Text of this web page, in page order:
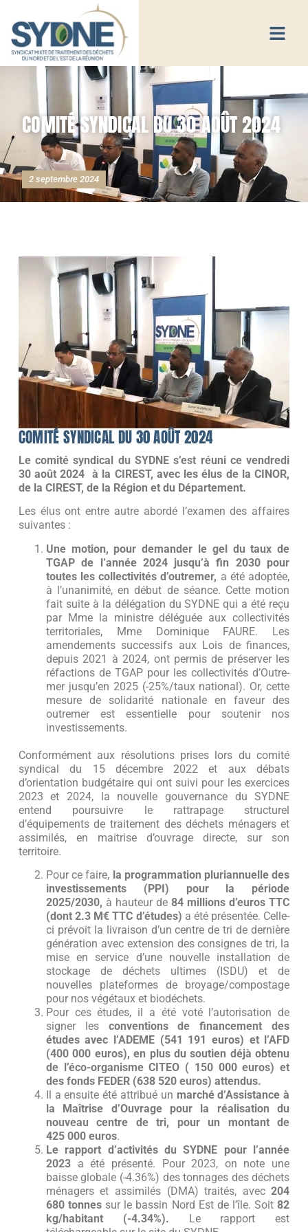
COMITÉ SYNDICAL DU 30 AOÛT 2024
2 septembre 2024
COMITÉ SYNDICAL DU 30 AOÛT 2024
Le comité syndical du SYDNE s’est réuni ce vendredi
30 août 2024 à la CIREST, avec les élus de la CINOR,
de la CIREST, de la Région et du Département.
Les élus ont entre autre abordé l’examen des affaires
suivantes :
Une motion, pour demander le gel du taux de
TGAP de l’année 2024 jusqu’à fin 2030 pour
toutes les collectivités d’outremer, a été adoptée,
à l’unanimité, en début de séance. Cette motion
fait suite à la délégation du SYDNE qui a été reçu
par Mme la ministre déléguée aux collectivités
territoriales, Mme Dominique FAURE. Les
amendements successifs aux Lois de finances,
depuis 2021 à 2024, ont permis de préserver les
réfactions de TGAP pour les collectivités d’Outre-
mer jusqu’en 2025 (-25%/taux national). Or, cette
mesure de solidarité nationale en faveur des
outremer est essentielle pour soutenir nos
investissements.
Conformément aux résolutions prises lors du comité
syndical du 15 décembre 2022 et aux débats
d’orientation budgétaire qui ont suivi pour les exercices
2023 et 2024, la nouvelle gouvernance du SYDNE
entend poursuivre le rattrapage structurel
d’équipements de traitement des déchets ménagers et
assimilés, en maitrise d’ouvrage directe, sur son
territoire.
Pour ce faire, la programmation pluriannuelle des
investissements (PPI) pour la période
2025/2030, à hauteur de84 millions d’euros TTC
(dont 2.3 M€ TTC d’études) a été présentée. Celle-
ci prévoit la livraison d’un centre de tri de dernière
génération avec extension des consignes de tri, la
mise en service d’une nouvelle installation de
stockage de déchets ultimes (ISDU) et de
nouvelles plateformes de broyage/compostage
pour nos végétaux et biodéchets.
Pour ces études, il a été voté l’autorisation de
signer les conventions de financement des
études avec l’ADEME (541 191 euros) et l’AFD
(400 000 euros), en plus du soutien déjà obtenu
de l’éco-organisme CITEO ( 150 000 euros) et
des fonds FEDER (638 520 euros) attendus.
Il a ensuite été attribué un marché d’Assistance à
la Maîtrise d’Ouvrage pour la réalisation du
nouveau centre de tri, pour un montant de
425 000 euros.
Le rapport d’activités du SYDNE pour l’année
2023a été présenté. Pour 2023, on note une
baisse globale (-4.36%) des tonnages des déchets
ménagers et assimilés (DMA) traités, avec204
680 tonnes sur le bassin Nord Est de l’île. Soit82
kg/habitant (-4.34%). Le rapport est